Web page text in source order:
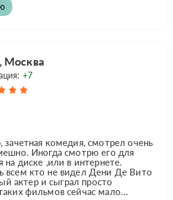
Москва
+7
комедия, смотрел очень
Иногда смотрю его для
на диске ,или в интернете.
всем кто не видел Дени Де Вито
актер и сыграл просто
фильмов сейчас мало...